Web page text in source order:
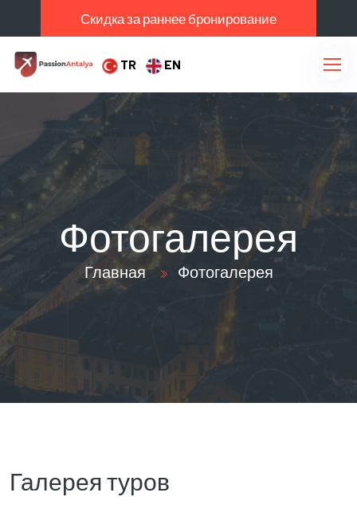
Скидка за раннее бронирование
TR EN
Фотогалерея
Главная Фотогалерея
Галерея туров